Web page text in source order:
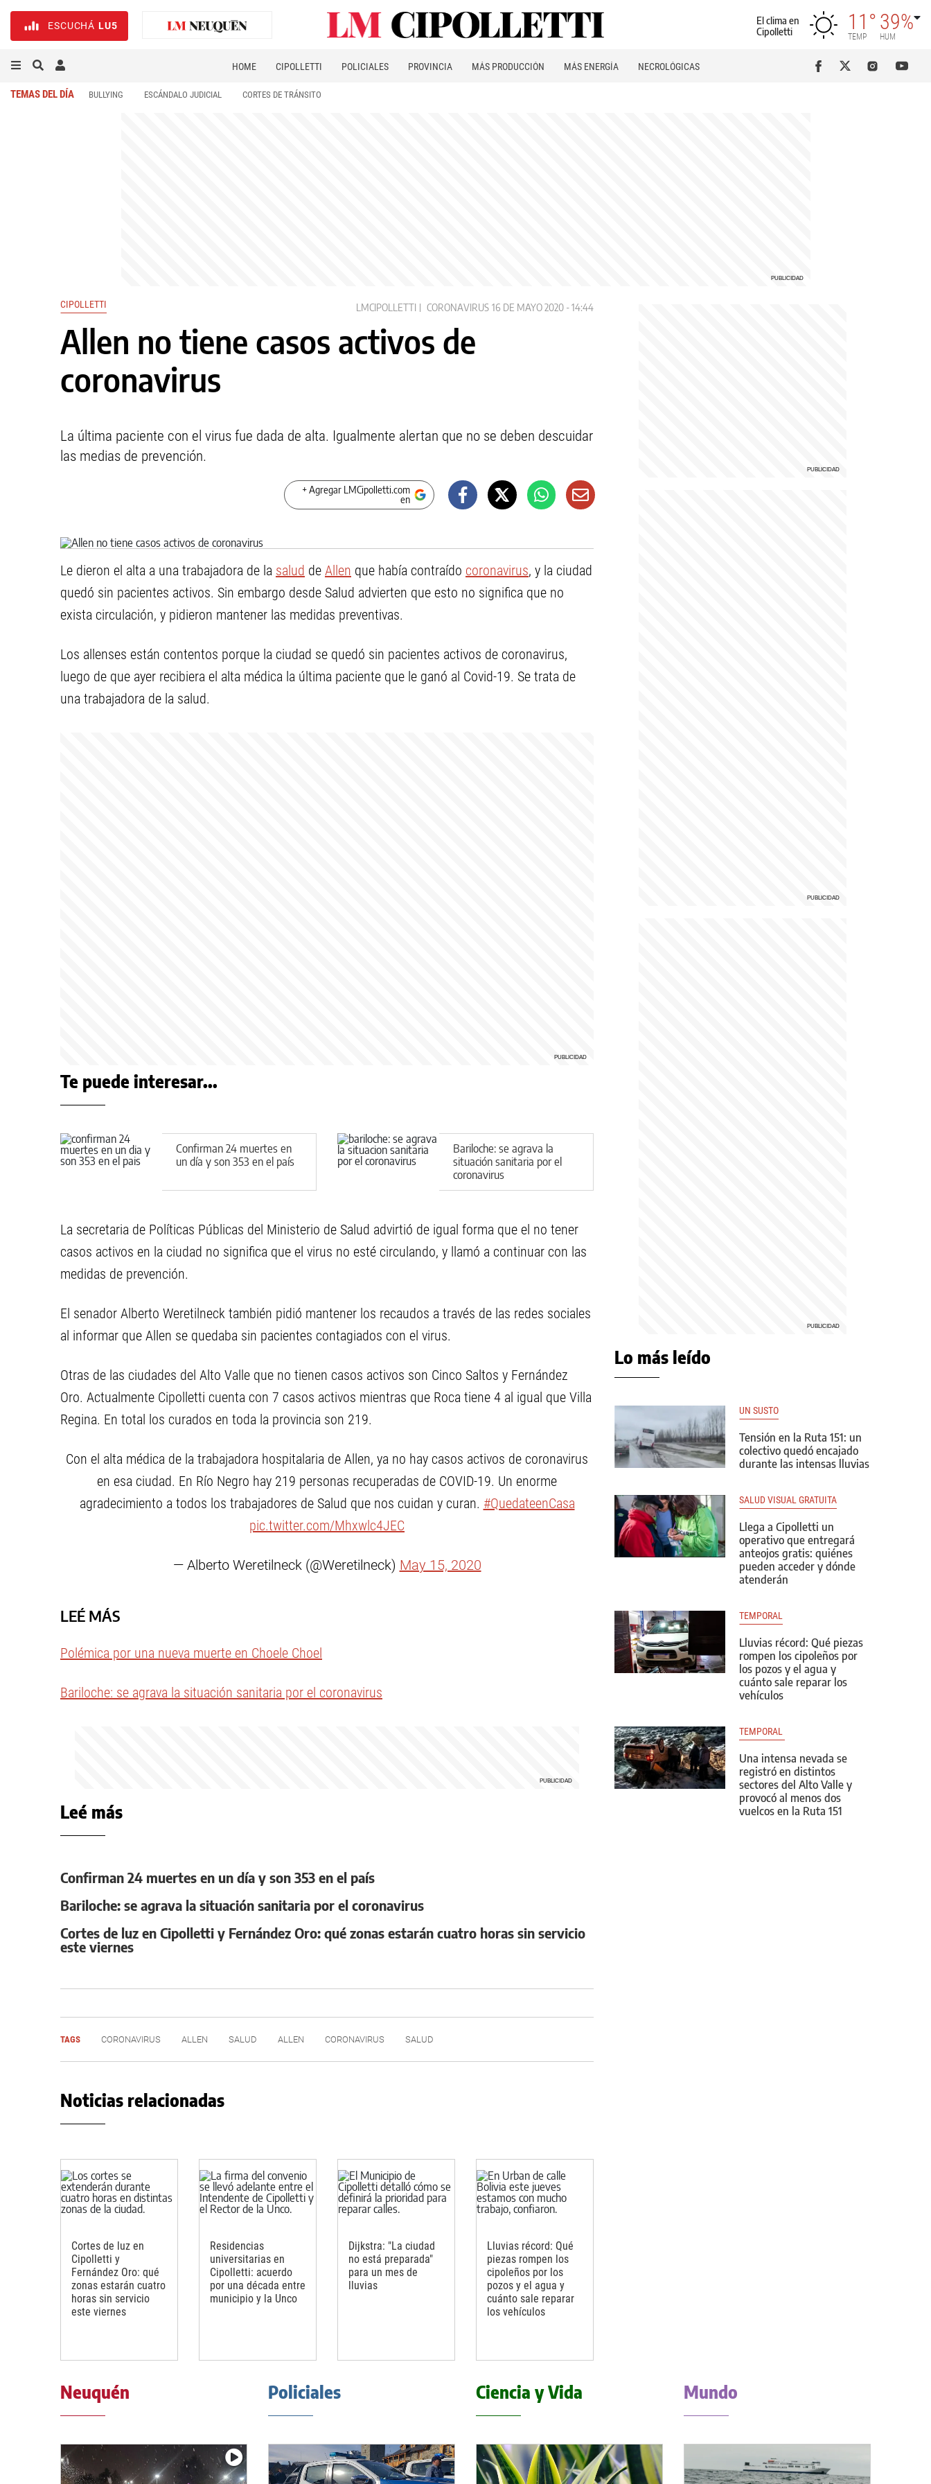
ESCUCHÁ LU5
El clima en
Cipolletti
11°
TEMP
39%
HUM
HOME CIPOLLETTI POLICIALES PROVINCIA MÁS PRODUCCIÓN MÁS ENERGÍA NECROLÓGICAS
TEMAS DEL DÍA BULLYING ESCÁNDALO JUDICIAL CORTES DE TRÁNSITO
CIPOLLETTI LMCIPOLLETTI CORONAVIRUS 16 DE MAYO 2020 - 14:44
Allen no tiene casos activos de
coronavirus
La última paciente con el virus fue dada de alta. Igualmente alertan que no se deben descuidar
las medias de prevención.
+ Agregar LMCipolletti.com
en
Le dieron el alta a una trabajadora de la salud de Allen que había contraído coronavirus, y la ciudad
quedó sin pacientes activos. Sin embargo desde Salud advierten que esto no significa que no
exista circulación, y pidieron mantener las medidas preventivas.
Los allenses están contentos porque la ciudad se quedó sin pacientes activos de coronavirus,
luego de que ayer recibiera el alta médica la última paciente que le ganó al Covid-19. Se trata de
una trabajadora de la salud.
Te puede interesar...
Confirman 24 muertes en
un día y son 353 en el país
Bariloche: se agrava la
situación sanitaria por el
coronavirus
La secretaria de Políticas Públicas del Ministerio de Salud advirtió de igual forma que el no tener
casos activos en la ciudad no significa que el virus no esté circulando, y llamó a continuar con las
medidas de prevención.
El senador Alberto Weretilneck también pidió mantener los recaudos a través de las redes sociales
al informar que Allen se quedaba sin pacientes contagiados con el virus.
Otras de las ciudades del Alto Valle que no tienen casos activos son Cinco Saltos y Fernández
Oro. Actualmente Cipolletti cuenta con 7 casos activos mientras que Roca tiene 4 al igual que Villa
Regina. En total los curados en toda la provincia son 219.
Con el alta médica de la trabajadora hospitalaria de Allen, ya no hay casos activos de coronavirus
en esa ciudad. En Río Negro hay 219 personas recuperadas de COVID-19. Un enorme
agradecimiento a todos los trabajadores de Salud que nos cuidan y curan. #QuedateenCasa
pic.twitter.com/Mhxwlc4JEC
— Alberto Weretilneck (@Weretilneck) May 15, 2020
LEÉ MÁS
Polémica por una nueva muerte en Choele Choel
Bariloche: se agrava la situación sanitaria por el coronavirus
Leé más
Confirman 24 muertes en un día y son 353 en el país
Bariloche: se agrava la situación sanitaria por el coronavirus
Cortes de luz en Cipolletti y Fernández Oro: qué zonas estarán cuatro horas sin servicio
este viernes
TAGS CORONAVIRUS ALLEN SALUD ALLEN CORONAVIRUS SALUD
Noticias relacionadas
Cortes de luz en
Cipolletti y
Fernández Oro: qué
zonas estarán cuatro
horas sin servicio
este viernes
Residencias
universitarias en
Cipolletti: acuerdo
por una década entre
municipio y la Unco
Dijkstra: "La ciudad
no está preparada"
para un mes de
lluvias
Lluvias récord: Qué
piezas rompen los
cipoleños por los
pozos y el agua y
cuánto sale reparar
los vehículos
Lo más leído
UN SUSTO
Tensión en la Ruta 151: un
colectivo quedó encajado
durante las intensas lluvias
SALUD VISUAL GRATUITA
Llega a Cipolletti un
operativo que entregará
anteojos gratis: quiénes
pueden acceder y dónde
atenderán
TEMPORAL
Lluvias récord: Qué piezas
rompen los cipoleños por
los pozos y el agua y
cuánto sale reparar los
vehículos
TEMPORAL
Una intensa nevada se
registró en distintos
sectores del Alto Valle y
provocó al menos dos
vuelcos en la Ruta 151
Neuquén Policiales Ciencia y Vida Mundo